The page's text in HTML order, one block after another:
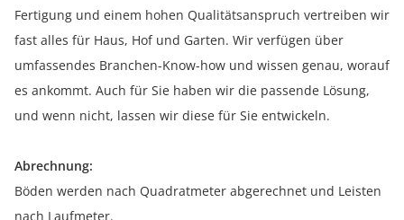
Fertigung und einem hohen Qualitätsanspruch vertreiben wir
fast alles für Haus, Hof und Garten. Wir verfügen über
umfassendes Branchen-Know-how und wissen genau, worauf
es ankommt. Auch für Sie haben wir die passende Lösung,
und wenn nicht, lassen wir diese für Sie entwickeln.
Abrechnung:
Böden werden nach Quadratmeter abgerechnet und Leisten
nach Laufmeter.